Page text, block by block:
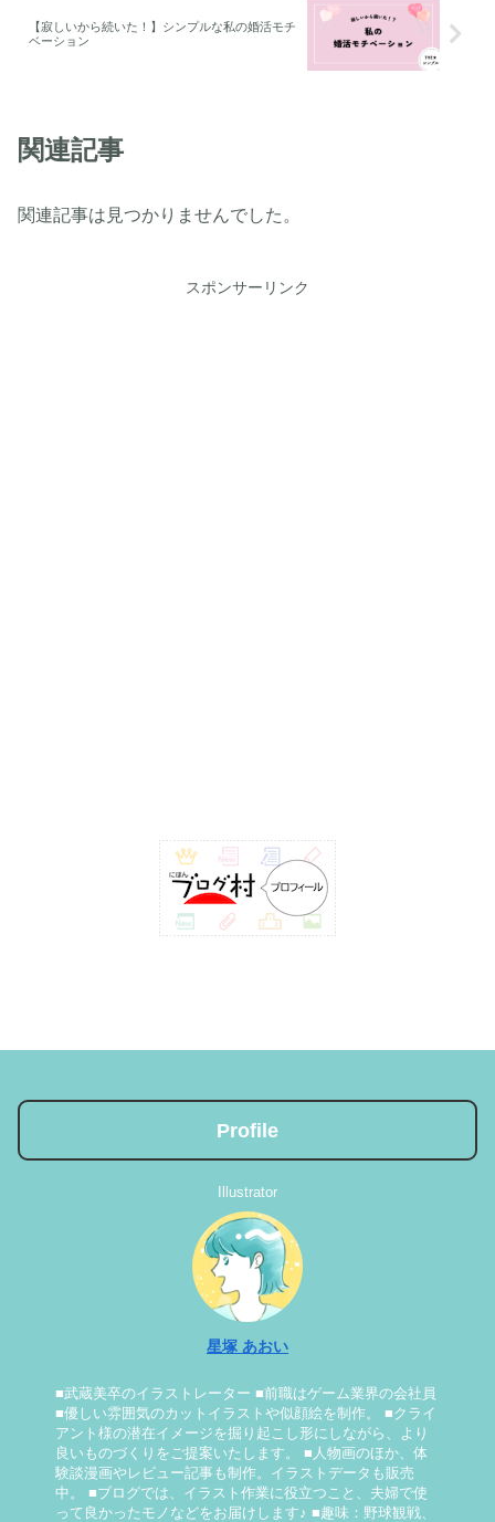
【寂しいから続いた！】シンプルな私の婚活モチ
ベーション
関連記事
関連記事は見つかりませんでした。
スポンサーリンク
Profile
Illustrator
星塚 あおい
■武蔵美卒のイラストレーター ■前職はゲーム業界の会社員
■優しい雰囲気のカットイラストや似顔絵を制作。 ■クライ
アント様の潜在イメージを掘り起こし形にしながら、より
良いものづくりをご提案いたします。 ■人物画のほか、体
験談漫画やレビュー記事も制作。イラストデータも販売
中。 ■ブログでは、イラスト作業に役立つこと、夫婦で使
って良かったモノなどをお届けします♪ ■趣味：野球観戦、